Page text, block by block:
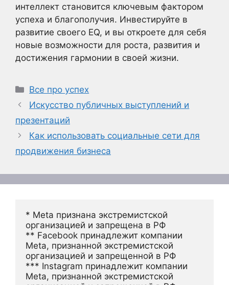
интеллект становится ключевым фактором
успеха и благополучия. Инвестируйте в
развитие своего EQ, и вы откроете для себя
новые возможности для роста, развития и
достижения гармонии в своей жизни.
Рубрики
Все про успех
Искусство публичных выступлений и
презентаций
Как использовать социальные сети для
продвижения бизнеса
* Meta признана экстремистской
организацией и запрещена в РФ
** Facebook принадлежит компании
Meta, признанной экстремистской
организацией и запрещенной в РФ
*** Instagram принадлежит компании
Meta, признанной экстремистской